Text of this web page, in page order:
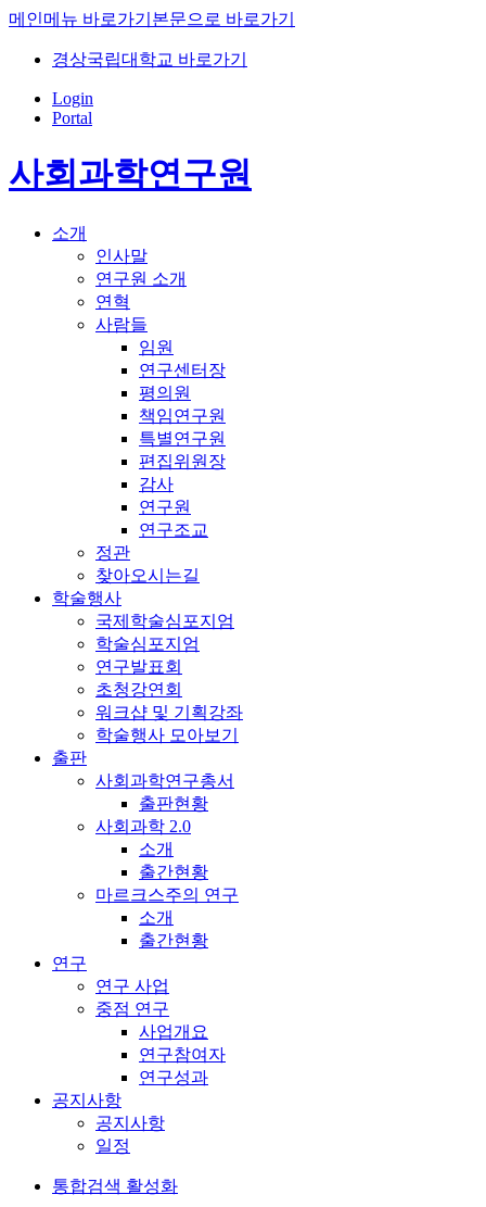
메인메뉴 바로가기 본문으로 바로가기
경상국립대학교 바로가기
Login
Portal
사회과학연구원
소개
인사말
연구원 소개
연혁
사람들
임원
연구센터장
평의원
책임연구원
특별연구원
편집위원장
감사
연구원
연구조교
정관
찾아오시는길
학술행사
국제학술심포지엄
학술심포지엄
연구발표회
초청강연회
워크샵 및 기획강좌
학술행사 모아보기
출판
사회과학연구총서
출판현황
사회과학 2.0
소개
출간현황
마르크스주의 연구
소개
출간현황
연구
연구 사업
중점 연구
사업개요
연구참여자
연구성과
공지사항
공지사항
일정
통합검색 활성화